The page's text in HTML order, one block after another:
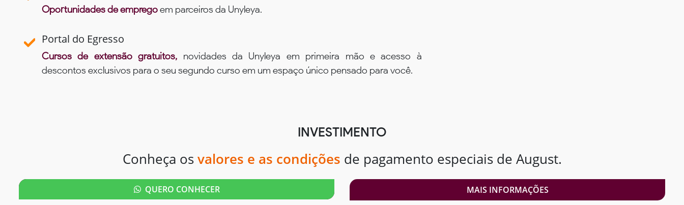
Oportunidades de empregoem parceiros da Unyleya.
Portal do Egresso
Cursos de extensão gratuitos, novidades da Unyleya em primeira mão e acesso à
descontos exclusivos para o seu segundo curso em um espaço único pensado para você.
INVESTIMENTO
Conheça os valores e as condições de pagamento especiais de August.
QUERO CONHECER MAIS INFORMAÇÕES